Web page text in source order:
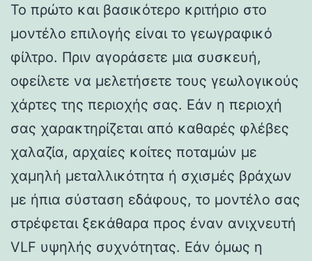
Το πρώτο και βασικότερο κριτήριο στο
μοντέλο επιλογής είναι το γεωγραφικό
φίλτρο. Πριν αγοράσετε μια συσκευή,
οφείλετε να μελετήσετε τους γεωλογικούς
χάρτες της περιοχής σας. Εάν η περιοχή
σας χαρακτηρίζεται από καθαρές φλέβες
χαλαζία, αρχαίες κοίτες ποταμών με
χαμηλή μεταλλικότητα ή σχισμές βράχων
με ήπια σύσταση εδάφους, το μοντέλο σας
στρέφεται ξεκάθαρα προς έναν ανιχνευτή
VLF υψηλής συχνότητας. Εάν όμως η